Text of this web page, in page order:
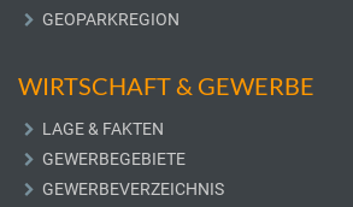
GEOPARKREGION
WIRTSCHAFT & GEWERBE
LAGE & FAKTEN
GEWERBEGEBIETE
GEWERBEVERZEICHNIS